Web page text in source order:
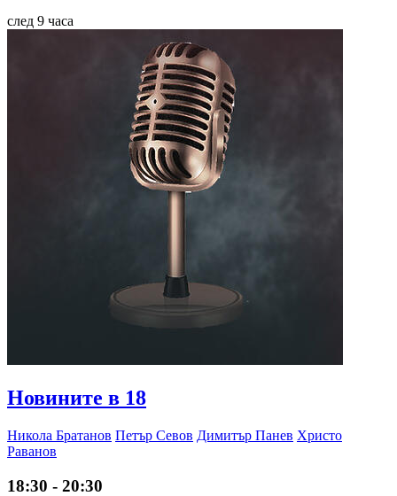
след 9 часа
Новините в 18
Никола Братанов Петър Севов Димитър Панев Христо
Раванов
18:30 - 20:30